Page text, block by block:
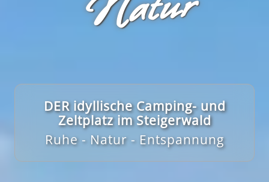
DER idyllische Camping- und
Zeltplatz im Steigerwald
Ruhe - Natur - Entspannung